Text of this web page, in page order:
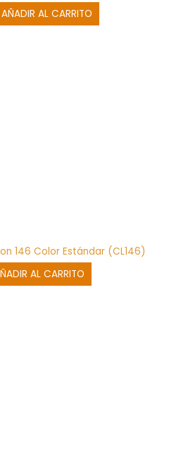
AÑADIR AL CARRITO
146 Color Estándar (CL146)
AL CARRITO